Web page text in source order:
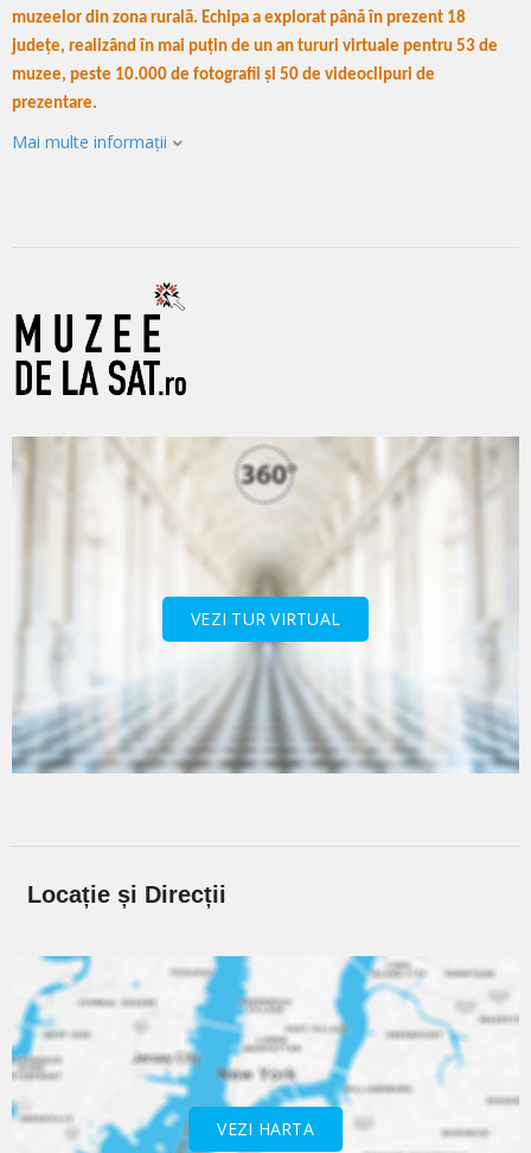
muzeelor din zona rurală. Echipa a explorat până în prezent 18
județe, realizând în mai puțin de un an tururi virtuale pentru 53 de
muzee, peste 10.000 de fotografii și 50 de videoclipuri de
prezentare.
Mai multe informații
VEZI TUR VIRTUAL
Locație și Direcții
VEZI HARTA